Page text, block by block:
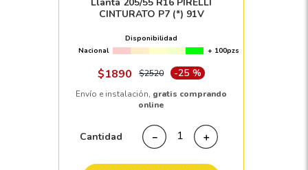
CINTURATO P7 (*) 91V
Disponibilidad
Nacional
+ 100pzs
$1890 $2520 -25 %
Envío e instalación, gratis comprando
online
Cantidad ＋
－